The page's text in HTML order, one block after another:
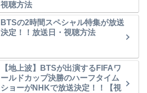
視聴方法
BTSの2時間スペシャル特集が放送
決定！！放送日・視聴方法
【地上波】BTSが出演するFIFAワ
ールドカップ決勝のハーフタイム
ショーがNHKで放送決定！！【視